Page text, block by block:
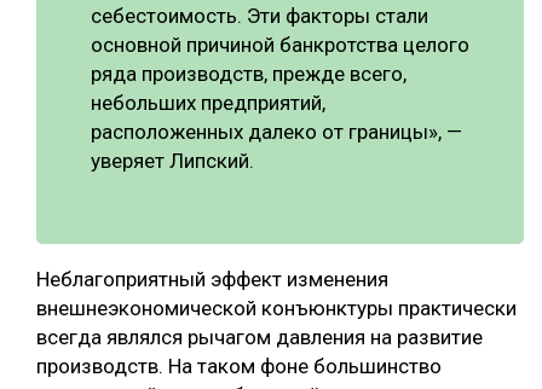
себестоимость. Эти факторы стали
основной причиной банкротства целого
ряда производств, прежде всего,
небольших предприятий,
расположенных далеко от границы», —
уверяет Липский.
Неблагоприятный эффект изменения
внешнеэкономической конъюнктуры практически
всегда являлся рычагом давления на развитие
производств. На таком фоне большинство